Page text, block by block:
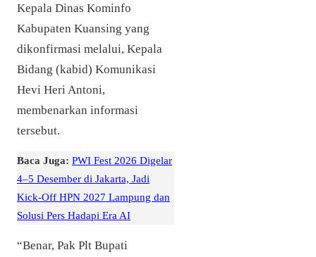
Kepala Dinas Kominfo
Kabupaten Kuansing yang
dikonfirmasi melalui, Kepala
Bidang (kabid) Komunikasi
Hevi Heri Antoni,
membenarkan informasi
tersebut.
Baca Juga: PWI Fest 2026 Digelar
4–5 Desember di Jakarta, Jadi
Kick-Off HPN 2027 Lampung dan
Solusi Pers Hadapi Era AI
“Benar, Pak Plt Bupati